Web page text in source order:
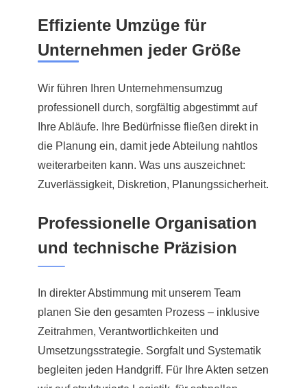
Effiziente Umzüge für
Unternehmen jeder Größe
Wir führen Ihren Unternehmensumzug
professionell durch, sorgfältig abgestimmt auf
Ihre Abläufe. Ihre Bedürfnisse fließen direkt in
die Planung ein, damit jede Abteilung nahtlos
weiterarbeiten kann. Was uns auszeichnet:
Zuverlässigkeit, Diskretion, Planungssicherheit.
Professionelle Organisation
und technische Präzision
In direkter Abstimmung mit unserem Team
planen Sie den gesamten Prozess – inklusive
Zeitrahmen, Verantwortlichkeiten und
Umsetzungsstrategie. Sorgfalt und Systematik
begleiten jeden Handgriff. Für Ihre Akten setzen